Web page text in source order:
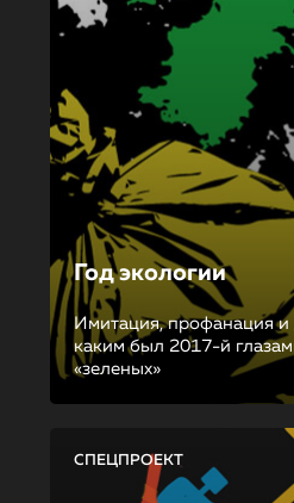
Год экологии
Имитация, профанация
каким был 2017-й
«зеленых»
СПЕЦПРОЕКТ